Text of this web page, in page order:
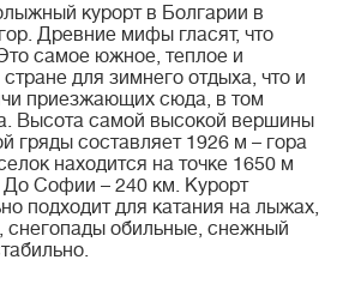
курорт в Болгарии в
Древние мифы гласят, что
самое южное, теплое и
для зимнего отдыха, что и
приезжающих сюда, в том
Высота самой высокой вершины
гряды составляет 1926 м – гора
находится на точке 1650 м
Софии – 240 км. Курорт
подходит для катания на лыжах,
снегопады обильные, снежный